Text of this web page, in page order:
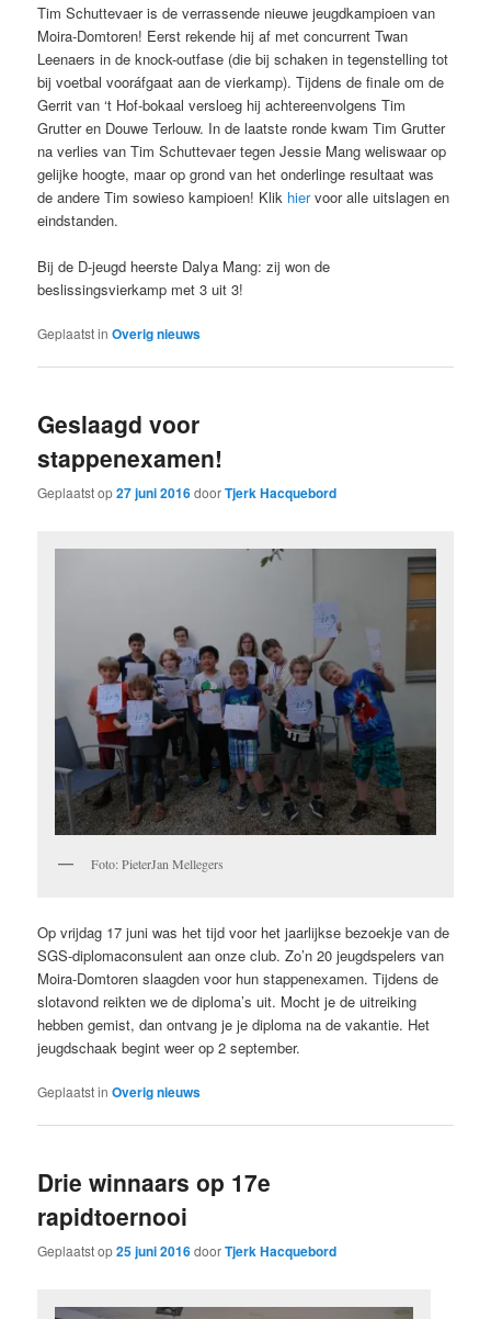
Tim Schuttevaer is de verrassende nieuwe jeugdkampioen van
Moira-Domtoren! Eerst rekende hij af met concurrent Twan
Leenaers in de knock-outfase (die bij schaken in tegenstelling tot
bij voetbal vooráfgaat aan de vierkamp). Tijdens de finale om de
Gerrit van ‘t Hof-bokaal versloeg hij achtereenvolgens Tim
Grutter en Douwe Terlouw. In de laatste ronde kwam Tim Grutter
na verlies van Tim Schuttevaer tegen Jessie Mang weliswaar op
gelijke hoogte, maar op grond van het onderlinge resultaat was
de andere Tim sowieso kampioen! Klik hiervoor alle uitslagen en
eindstanden.
Bij de D-jeugd heerste Dalya Mang: zij won de
beslissingsvierkamp met 3 uit 3!
Geplaatst in Overig nieuws
Geslaagd voor
stappenexamen!
Geplaatst op27 juni 2016doorTjerk Hacquebord
Foto: PieterJan Mellegers
Op vrijdag 17 juni was het tijd voor het jaarlijkse bezoekje van de
SGS-diplomaconsulent aan onze club. Zo’n 20 jeugdspelers van
Moira-Domtoren slaagden voor hun stappenexamen. Tijdens de
slotavond reikten we de diploma’s uit. Mocht je de uitreiking
hebben gemist, dan ontvang je je diploma na de vakantie. Het
jeugdschaak begint weer op 2 september.
Geplaatst in Overig nieuws
Drie winnaars op 17e
rapidtoernooi
Geplaatst op25 juni 2016doorTjerk Hacquebord